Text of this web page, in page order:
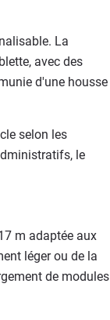
La
avec des
d'une housse
selon les
le
m adaptée aux
léger ou de la
de modules